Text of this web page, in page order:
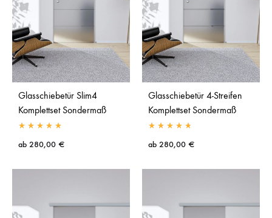
Glasschiebetür Slim4
Komplettset Sondermaß
ab 280,00 €
Glasschiebetür 4-Streifen
Komplettset Sondermaß
ab 280,00 €